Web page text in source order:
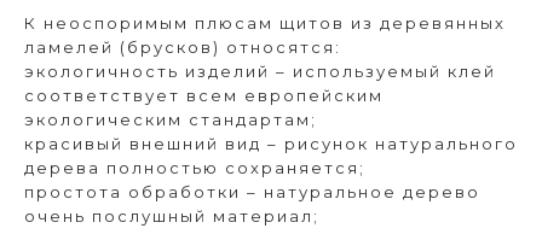
К неоспоримым плюсам щитов из деревянных
ламелей (брусков) относятся:
экологичность изделий – используемый клей
соответствует всем европейским
экологическим стандартам;
красивый внешний вид – рисунок натурального
дерева полностью сохраняется;
простота обработки – натуральное дерево
очень послушный материал;